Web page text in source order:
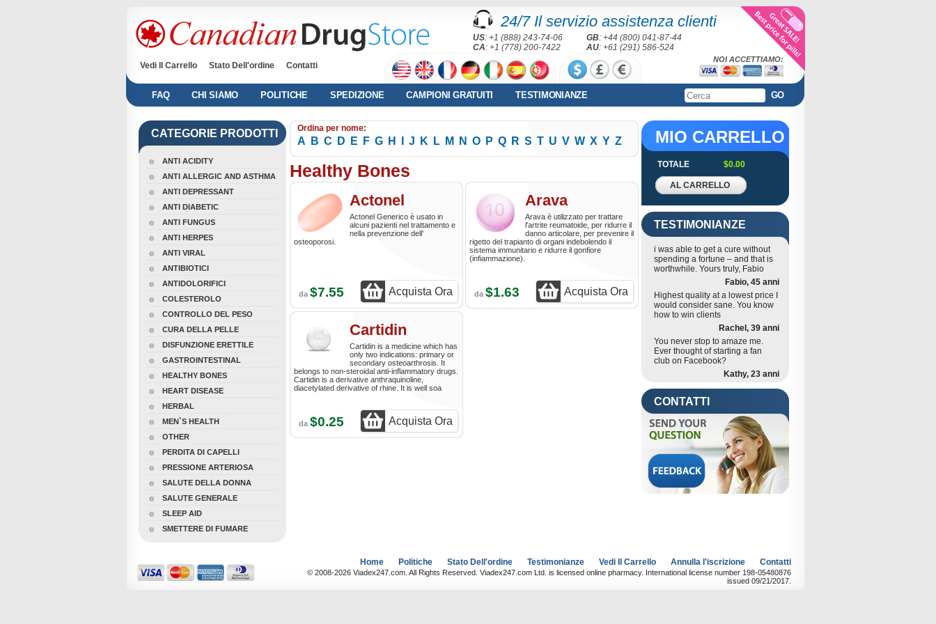
24/7 Il servizio assistenza clienti
US: +1 (888) 243-74-06 GB: +44 (800) 041-87-44
CA: +1 (778) 200-7422 AU: +61 (291) 586-524
Vedi Il Carrello
Stato Dell'ordine Contatti
NOI ACCETTIAMO:
FAQ CHI SIAMO POLITICHE SPEDIZIONE CAMPIONI GRATUITI TESTIMONIANZE GO
CATEGORIE PRODOTTI
ANTI ACIDITY
ANTI ALLERGIC AND ASTHMA
ANTI DEPRESSANT
ANTI DIABETIC
ANTI FUNGUS
ANTI HERPES
ANTI VIRAL
ANTIBIOTICI
ANTIDOLORIFICI
COLESTEROLO
CONTROLLO DEL PESO
CURA DELLA PELLE
DISFUNZIONE ERETTILE
GASTROINTESTINAL
HEALTHY BONES
HEART DISEASE
HERBAL
MEN`S HEALTH
OTHER
PERDITA DI CAPELLI
PRESSIONE ARTERIOSA
SALUTE DELLA DONNA
SALUTE GENERALE
SLEEP AID
SMETTERE DI FUMARE
Ordina per nome:
A B C D E F G H J K L M N O P Q R S T U V W X Y Z
Healthy Bones
Actonel
Actonel Generico è usato in
alcuni pazienti nel trattamento e
nella prevenzione dell'
osteoporosi.
da $7.55 Acquista Ora
Arava
Arava è utilizzato per trattare
l'artrite reumatoide, per ridurre il
danno articolare, per prevenire il
rigetto del trapianto di organi indebolendo il
sistema immunitario e ridurre il gonfiore
(infiammazione).
da $1.63 Acquista Ora
Cartidin
Cartidin is a medicine which has
only two indications: primary or
secondary osteoarthrosis. It
belongs to non-steroidal anti-inflammatory drugs.
Cartidin is a derivative anthraquinoline,
diacetylated derivative of rhine. It is well soa
da $0.25 Acquista Ora
MIO CARRELLO
TOTALE $0.00
AL CARRELLO
TESTIMONIANZE
i was able to get a cure without
spending a fortune – and that is
worthwhile. Yours truly, Fabio
Fabio, 45 anni
Highest quality at a lowest price I
would consider sane. You know
how to win clients
Rachel, 39 anni
You never stop to amaze me.
Ever thought of starting a fan
club on Facebook?
Kathy, 23 anni
CONTATTI
Home Politiche Stato Dell'ordine Testimonianze Vedi Il Carrello Annulla l'iscrizione Contatti
© 2008-2026 Viadex247.com. All Rights Reserved. Viadex247.com Ltd. is licensed online pharmacy. International license number 198-05480876
issued 09/21/2017.